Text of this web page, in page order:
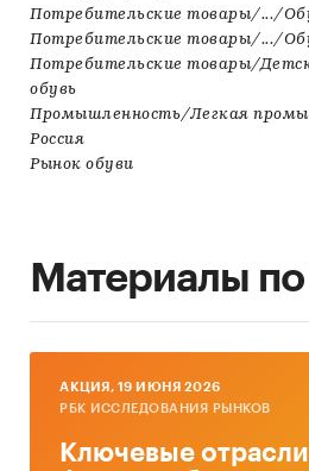
Потребительские товары/.../
Потребительские товары/.../
Потребительские товары/
обувь
Промышленность/Легкая
Россия
Рынок обуви
Материалы
AКЦИЯ, 19 ИЮНЯ 2026
РБК ИССЛЕДОВАНИЯ РЫНКОВ
Ключевые